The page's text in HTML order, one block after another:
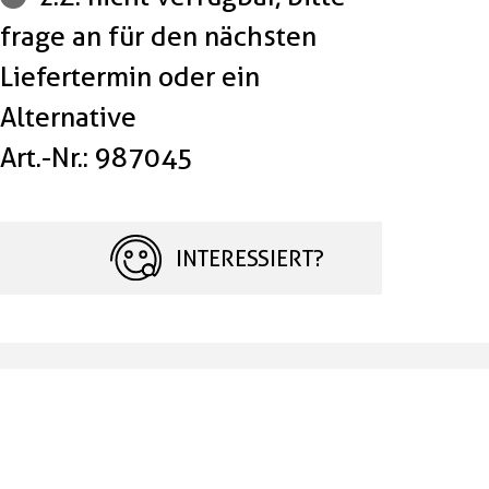
frage an für den nächsten
Liefertermin oder ein
Alternative
Art.-Nr.: 987045
INTERESSIERT?